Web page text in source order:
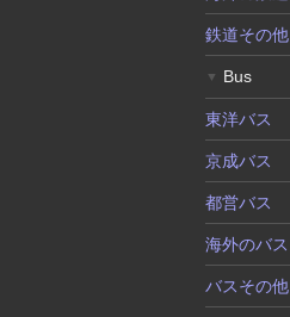
鉄道その他
▼ Bus
東洋バス
京成バス
都営バス
海外のバス
バスその他